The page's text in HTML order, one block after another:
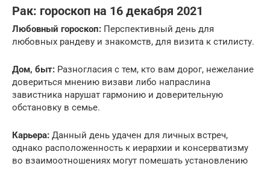
Рак: гороскоп на 16 декабря 2021
Любовный гороскоп: Перспективный день для
любовных рандеву и знакомств, для визита к стилисту.
Дом, быт: Разногласия с тем, кто вам дорог, нежелание
довериться мнению визави либо напраслина
завистника нарушат гармонию и доверительную
обстановку в семье.
Карьера: Данный день удачен для личных встреч,
однако расположенность к иерархии и консерватизму
во взаимоотношениях могут помешать установлению